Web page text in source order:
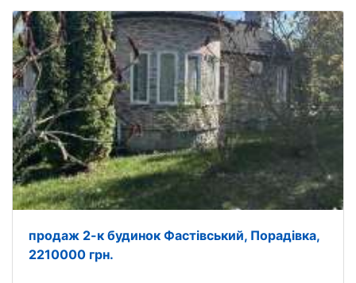
продаж 2-к будинок Фастівський, Порадівка,
2210000 грн.